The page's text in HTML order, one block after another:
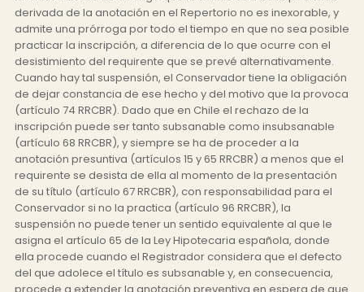
derivada de la anotación en el Repertorio no es inexorable, y
admite una prórroga por todo el tiempo en que no sea posible
practicar la inscripción, a diferencia de lo que ocurre con el
desistimiento del requirente que se prevé alternativamente.
Cuando hay tal suspensión, el Conservador tiene la obligación
de dejar constancia de ese hecho y del motivo que la provoca
(artículo 74 RRCBR). Dado que en Chile el rechazo de la
inscripción puede ser tanto subsanable como insubsanable
(artículo 68 RRCBR), y siempre se ha de proceder a la
anotación presuntiva (artículos 15 y 65 RRCBR) a menos que el
requirente se desista de ella al momento de la presentación
de su título (artículo 67 RRCBR), con responsabilidad para el
Conservador si no la practica (artículo 96 RRCBR), la
suspensión no puede tener un sentido equivalente al que le
asigna el artículo 65 de la Ley Hipotecaria española, donde
ella procede cuando el Registrador considera que el defecto
del que adolece el título es subsanable y, en consecuencia,